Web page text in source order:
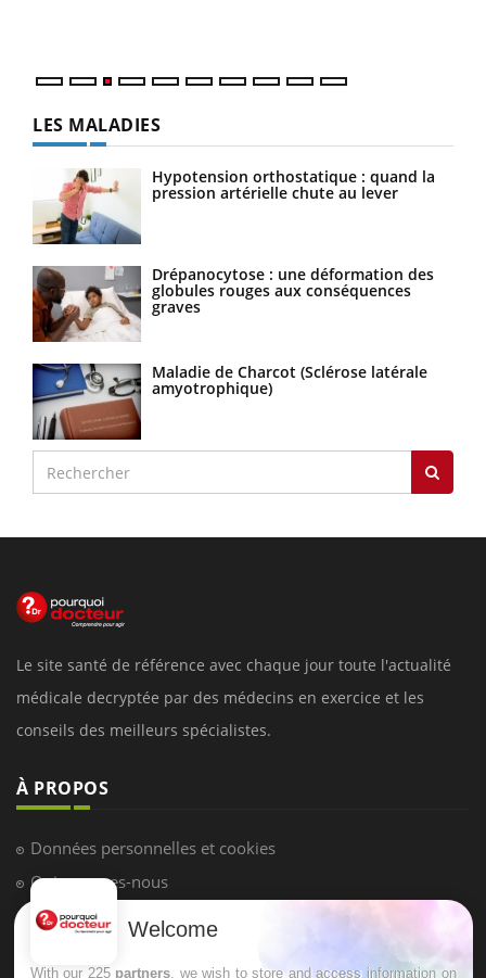
LES MALADIES
Hypotension orthostatique : quand la
pression artérielle chute au lever
Drépanocytose : une déformation des
globules rouges aux conséquences
graves
Maladie de Charcot (Sclérose latérale
amyotrophique)
Le site santé de référence avec chaque jour toute l'actualité
médicale decryptée par des médecins en exercice et les
conseils des meilleurs spécialistes.
À PROPOS
Données personnelles et cookies
Qui sommes-nous
Conditions d'utilisation
Welcome
With our 225 partners , we wish to store and access information on